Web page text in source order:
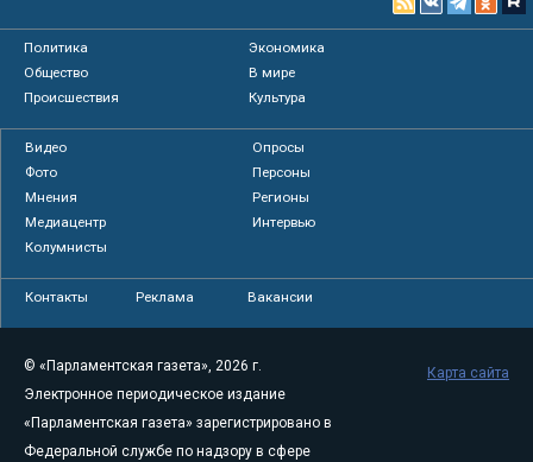
Политика
Экономика
Общество
В мире
Происшествия
Культура
Видео
Опросы
Фото
Персоны
Мнения
Регионы
Медиацентр
Интервью
Колумнисты
Контакты Реклама Вакансии
© «Парламентская газета», 2026 г.
Электронное периодическое издание
«Парламентская газета» зарегистрировано в
Федеральной службе по надзору в сфере
Карта сайта